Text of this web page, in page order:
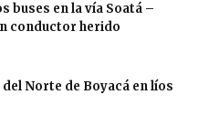
buses en la vía Soatá –
conductor herido
Norte de Boyacá en líos